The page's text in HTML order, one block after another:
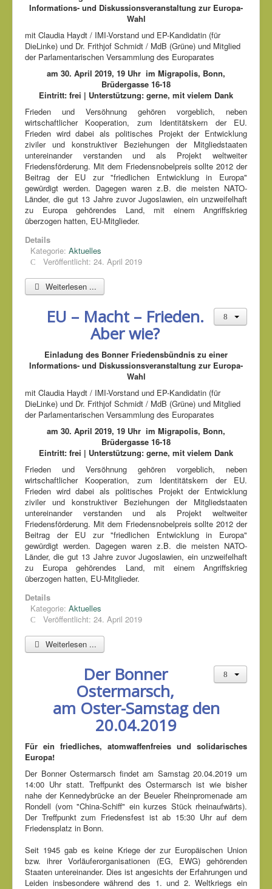
Informations- und Diskussionsveranstaltung zur Europa-
Wahl
mit Claudia Haydt / IMI-Vorstand und EP-Kandidatin (für
DieLinke) und Dr. Frithjof Schmidt / MdB (Grüne) und Mitglied
der Parlamentarischen Versammlung des Europarates
am 30. April 2019, 19 Uhr im Migrapolis, Bonn,
Brüdergasse 16-18
Eintritt: frei | Unterstützung: gerne, mit vielem Dank
Frieden und Versöhnung gehören vorgeblich, neben
wirtschaftlicher Kooperation, zum Identitätskern der EU.
Frieden wird dabei als politisches Projekt der Entwicklung
ziviler und konstruktiver Beziehungen der Mitgliedstaaten
untereinander verstanden und als Projekt weltweiter
Friedensförderung. Mit dem Friedensnobelpreis sollte 2012 der
Beitrag der EU zur "friedlichen Entwicklung in Europa"
gewürdigt werden. Dagegen waren z.B. die meisten NATO-
Länder, die gut 13 Jahre zuvor Jugoslawien, ein unzweifelhaft
zu Europa gehörendes Land, mit einem Angriffskrieg
überzogen hatten, EU-Mitglieder.
Details
Kategorie: Aktuelles
Veröffentlicht: 24. April 2019
Weiterlesen ...
EU – Macht – Frieden.
Aber wie?
Einladung des Bonner Friedensbündnis zu einer
Informations- und Diskussionsveranstaltung zur Europa-
Wahl
mit Claudia Haydt / IMI-Vorstand und EP-Kandidatin (für
DieLinke) und Dr. Frithjof Schmidt / MdB (Grüne) und Mitglied
der Parlamentarischen Versammlung des Europarates
am 30. April 2019, 19 Uhr im Migrapolis, Bonn,
Brüdergasse 16-18
Eintritt: frei | Unterstützung: gerne, mit vielem Dank
Frieden und Versöhnung gehören vorgeblich, neben
wirtschaftlicher Kooperation, zum Identitätskern der EU.
Frieden wird dabei als politisches Projekt der Entwicklung
ziviler und konstruktiver Beziehungen der Mitgliedstaaten
untereinander verstanden und als Projekt weltweiter
Friedensförderung. Mit dem Friedensnobelpreis sollte 2012 der
Beitrag der EU zur "friedlichen Entwicklung in Europa"
gewürdigt werden. Dagegen waren z.B. die meisten NATO-
Länder, die gut 13 Jahre zuvor Jugoslawien, ein unzweifelhaft
zu Europa gehörendes Land, mit einem Angriffskrieg
überzogen hatten, EU-Mitglieder.
Details
Kategorie: Aktuelles
Veröffentlicht: 24. April 2019
Weiterlesen ...
Der Bonner
Ostermarsch,
am Oster-Samstag den
20.04.2019
Für ein friedliches, atomwaffenfreies und solidarisches
Europa!
Der Bonner Ostermarsch findet am Samstag 20.04.2019 um
14:00 Uhr statt. Treffpunkt des Ostermarsch ist wie bisher
nahe der Kennedybrücke an der Beueler Rheinpromenade am
Rondell (vom "China-Schiff" ein kurzes Stück rheinaufwärts).
Der Treffpunkt zum Friedensfest ist ab 15:30 Uhr auf dem
Friedensplatz in Bonn.
Seit 1945 gab es keine Kriege der zur Europäischen Union
bzw. ihrer Vorläuferorganisationen (EG, EWG) gehörenden
Staaten untereinander. Dies ist angesichts der Erfahrungen und
Leiden insbesondere während des 1. und 2. Weltkriegs ein